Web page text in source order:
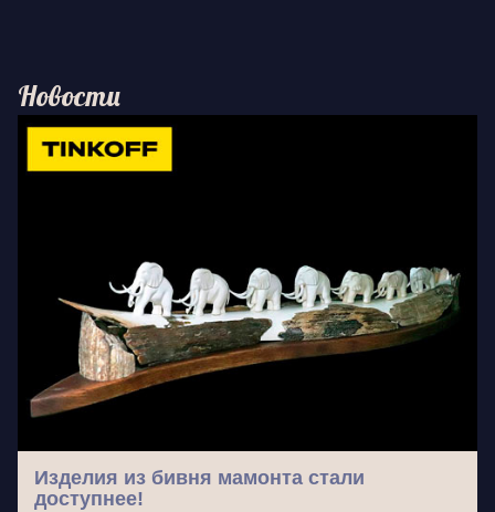
Новости
Изделия из бивня мамонта стали
доступнее!